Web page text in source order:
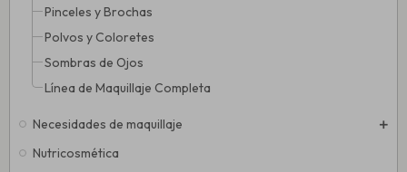
Pinceles y Brochas
Polvos y Coloretes
Sombras de Ojos
Línea de Maquillaje Completa
Necesidades de maquillaje
Nutricosmética